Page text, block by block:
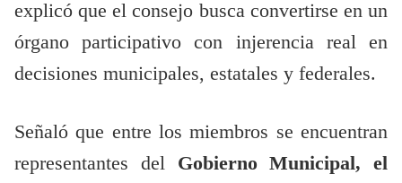
explicó que el consejo busca convertirse en un
órgano participativo con injerencia real en
decisiones municipales, estatales y federales.
Señaló que entre los miembros se encuentran
representantes del Gobierno Municipal, el